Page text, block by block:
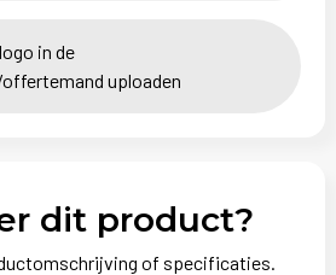
in de
uploaden
dit product?
of specificaties.